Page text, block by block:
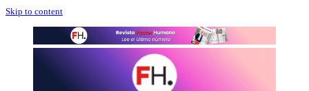
Skip to content